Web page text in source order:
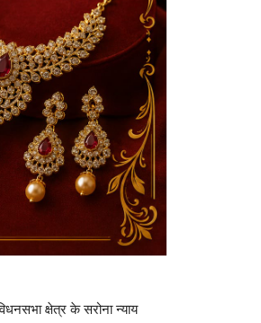
क्षेत्र के सरोना न्याय